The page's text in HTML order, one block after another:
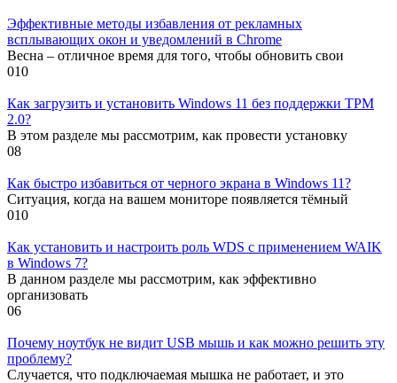
Эффективные методы избавления от рекламных
всплывающих окон и уведомлений в Chrome
Весна – отличное время для того, чтобы обновить свои
010
Как загрузить и установить Windows 11 без поддержки TPM
2.0?
В этом разделе мы рассмотрим, как провести установку
08
Как быстро избавиться от черного экрана в Windows 11?
Ситуация, когда на вашем мониторе появляется тёмный
010
Как установить и настроить роль WDS с применением WAIK
в Windows 7?
В данном разделе мы рассмотрим, как эффективно
организовать
06
Почему ноутбук не видит USB мышь и как можно решить эту
проблему?
Случается, что подключаемая мышка не работает, и это